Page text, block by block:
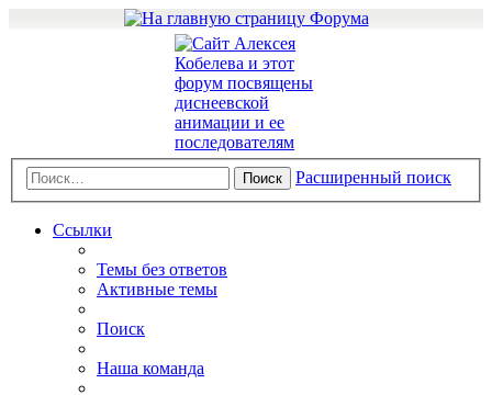
Поиск Расширенный поиск
Ссылки
Темы без ответов
Активные темы
Поиск
Наша команда